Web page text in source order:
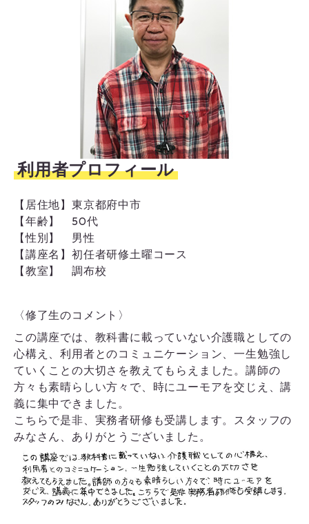
利用者プロフィール
【居住地】 東京都府中市
【年齢】
50代
【性別】
男性
【講座名】 初任者研修土曜コース
【教室】
調布校
〈修了生のコメント〉
この講座では、教科書に載っていない介護職としての
心構え、利用者とのコミュニケーション、一生勉強し
ていくことの大切さを教えてもらえました。講師の
方々も素晴らしい方々で、時にユーモアを交じえ、講
義に集中できました。
こちらで是非、実務者研修も受講します。スタッフの
みなさん、ありがとうございました。